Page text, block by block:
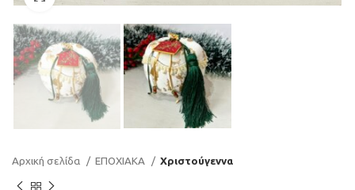
Αρχική σελίδα ΕΠΟΧΙΑΚΑ Χριστούγεννα